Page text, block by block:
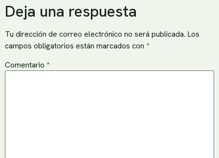
Deja una respuesta
Tu dirección de correo electrónico no será publicada. Los
campos obligatorios están marcados con *
Comentario *